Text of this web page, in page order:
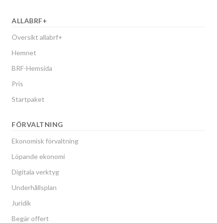
ALLABRF+
Översikt allabrf+
Hemnet
BRF-Hemsida
Pris
Startpaket
FÖRVALTNING
Ekonomisk förvaltning
Löpande ekonomi
Digitala verktyg
Underhållsplan
Juridik
Begär offert